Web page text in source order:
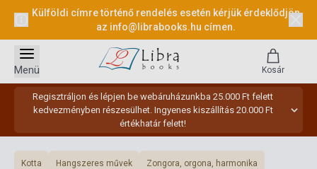
Külföldi címre történő rendelés esetén kérjük érdeklődjön
az info@librabooks.hu címen.
Regisztráljon és lépjen be webáruházunkba 25.000 Ft felett
kedvezményben részesülhet. Ingyenes kiszállítás 20.000 Ft
értékhatár felett!
Menü Kosár
Kotta Hangszeres művek Zongora, orgona, harmonika